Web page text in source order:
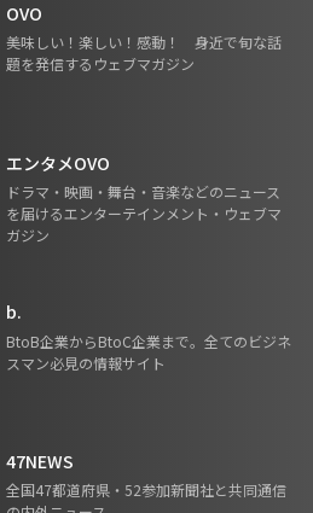
OVO
美味しい！楽しい！感動！ 身近で旬な話
題を発信するウェブマガジン
エンタメOVO
ドラマ・映画・舞台・音楽などのニュース
を届けるエンターテインメント・ウェブマ
ガジン
b.
BtoB企業からBtoC企業まで。全てのビジネ
スマン必見の情報サイト
47NEWS
全国47都道府県・52参加新聞社と共同通信